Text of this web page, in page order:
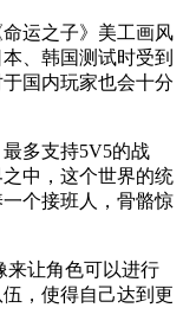
运之子》美工画风
、韩国测试时受到
国内玩家也会十分
多支持5V5的战
中，这个世界的统
个接班人，骨骼惊
来让角色可以进行
，使得自己达到更